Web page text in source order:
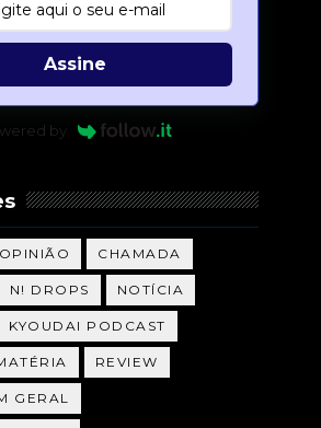
Assine
by
OPINIÃO CHAMADA
N! DROPS NOTÍCIA
KYOUDAI PODCAST
REVIEW
GERAL